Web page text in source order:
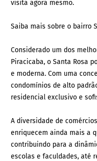
visita agora mesmo.
Saiba mais sobre o bairro
Considerado um dos
Piracicaba, o Santa Rosa
e moderna. Com uma
condomínios de alto
residencial exclusivo e
A diversidade de
enriquecem ainda mais a
contribuindo para a
escolas e faculdades, até